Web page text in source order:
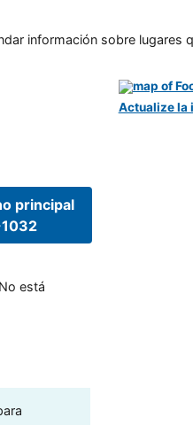
información sobre lugares
principal
No está
Actualize la